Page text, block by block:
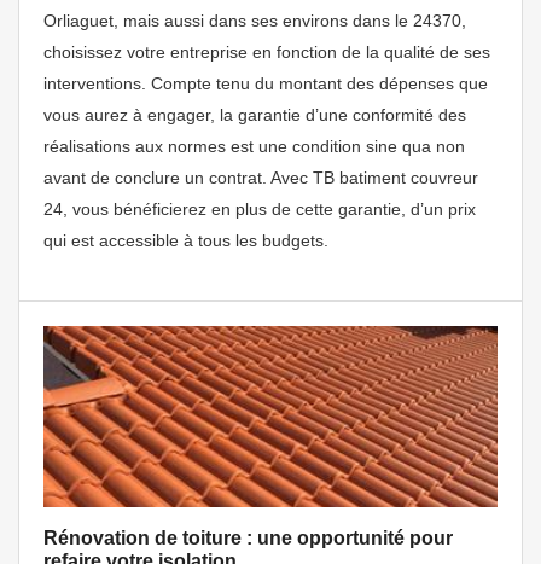
Orliaguet, mais aussi dans ses environs dans le 24370,
choisissez votre entreprise en fonction de la qualité de ses
interventions. Compte tenu du montant des dépenses que
vous aurez à engager, la garantie d’une conformité des
réalisations aux normes est une condition sine qua non
avant de conclure un contrat. Avec TB batiment couvreur
24, vous bénéficierez en plus de cette garantie, d’un prix
qui est accessible à tous les budgets.
Rénovation de toiture : une opportunité pour